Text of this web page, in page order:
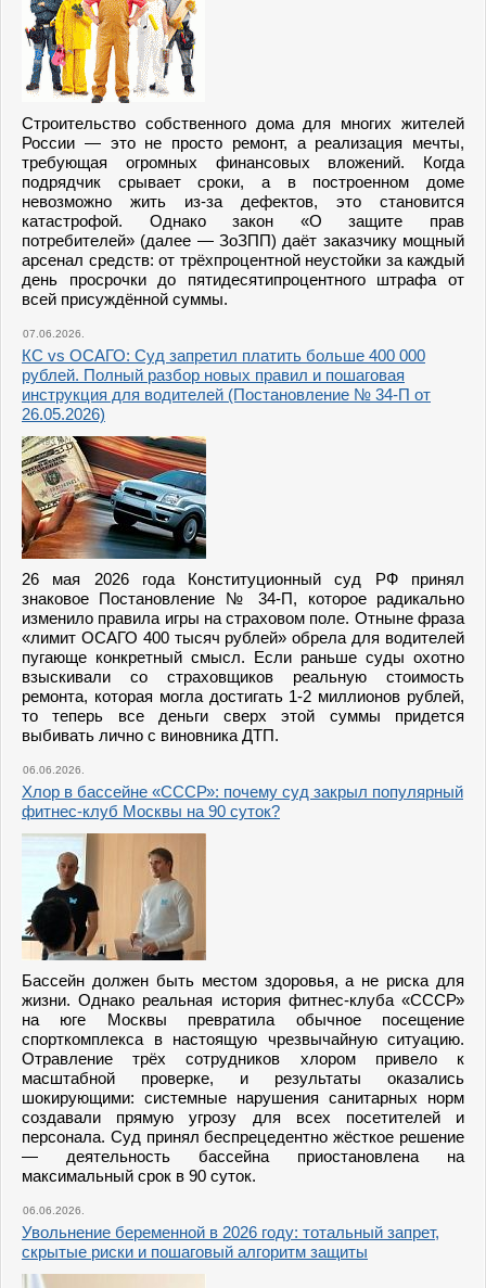
Строительство собственного дома для многих жителей
России — это не просто ремонт, а реализация мечты,
требующая огромных финансовых вложений. Когда
подрядчик срывает сроки, а в построенном доме
невозможно жить из-за дефектов, это становится
катастрофой. Однако закон «О защите прав
потребителей» (далее — ЗоЗПП) даёт заказчику мощный
арсенал средств: от трёхпроцентной неустойки за каждый
день просрочки до пятидесятипроцентного штрафа от
всей присуждённой суммы.
07.06.2026.
КС vs ОСАГО: Суд запретил платить больше 400 000
рублей. Полный разбор новых правил и пошаговая
инструкция для водителей (Постановление № 34-П от
26.05.2026)
26 мая 2026 года Конституционный суд РФ принял
знаковое Постановление № 34-П, которое радикально
изменило правила игры на страховом поле. Отныне фраза
«лимит ОСАГО 400 тысяч рублей» обрела для водителей
пугающе конкретный смысл. Если раньше суды охотно
взыскивали со страховщиков реальную стоимость
ремонта, которая могла достигать 1-2 миллионов рублей,
то теперь все деньги сверх этой суммы придется
выбивать лично с виновника ДТП.
06.06.2026.
Хлор в бассейне «СССР»: почему суд закрыл популярный
фитнес-клуб Москвы на 90 суток?
Бассейн должен быть местом здоровья, а не риска для
жизни. Однако реальная история фитнес-клуба «СССР»
на юге Москвы превратила обычное посещение
спорткомплекса в настоящую чрезвычайную ситуацию.
Отравление трёх сотрудников хлором привело к
масштабной проверке, и результаты оказались
шокирующими: системные нарушения санитарных норм
создавали прямую угрозу для всех посетителей и
персонала. Суд принял беспрецедентно жёсткое решение
— деятельность бассейна приостановлена на
максимальный срок в 90 суток.
06.06.2026.
Увольнение беременной в 2026 году: тотальный запрет,
скрытые риски и пошаговый алгоритм защиты